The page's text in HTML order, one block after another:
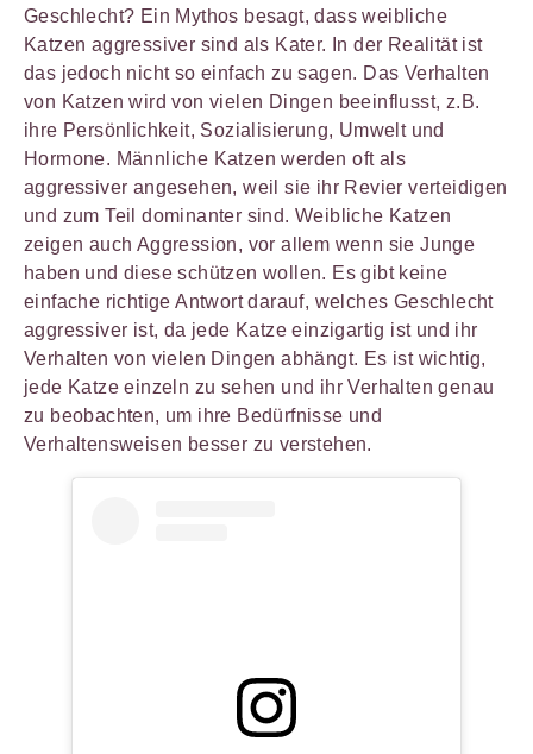
Geschlecht? Ein Mythos besagt, dass weibliche
Katzen aggressiver sind als Kater. In der Realität ist
das jedoch nicht so einfach zu sagen. Das Verhalten
von Katzen wird von vielen Dingen beeinflusst, z.B.
ihre Persönlichkeit, Sozialisierung, Umwelt und
Hormone. Männliche Katzen werden oft als
aggressiver angesehen, weil sie ihr Revier verteidigen
und zum Teil dominanter sind. Weibliche Katzen
zeigen auch Aggression, vor allem wenn sie Junge
haben und diese schützen wollen. Es gibt keine
einfache richtige Antwort darauf, welches Geschlecht
aggressiver ist, da jede Katze einzigartig ist und ihr
Verhalten von vielen Dingen abhängt. Es ist wichtig,
jede Katze einzeln zu sehen und ihr Verhalten genau
zu beobachten, um ihre Bedürfnisse und
Verhaltensweisen besser zu verstehen.